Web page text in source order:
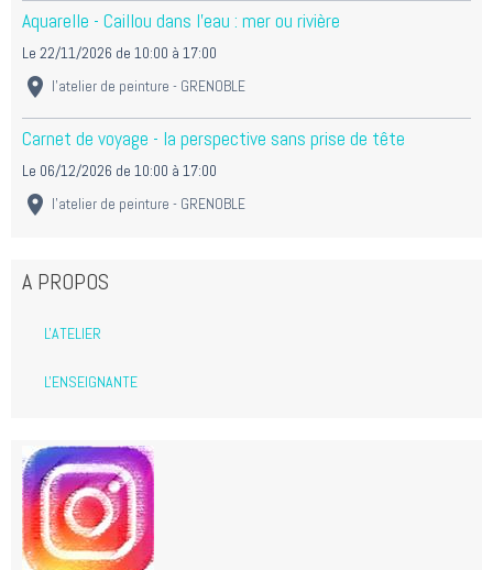
Aquarelle - Caillou dans l'eau : mer ou rivière
Le 22/11/2026 de 10:00 à 17:00
l'atelier de peinture - GRENOBLE
Carnet de voyage - la perspective sans prise de tête
Le 06/12/2026 de 10:00 à 17:00
l'atelier de peinture - GRENOBLE
A PROPOS
L'ATELIER
L'ENSEIGNANTE